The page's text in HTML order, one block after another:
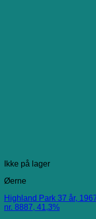
Ikke på lager
Øerne
Highland Park 37 år,
nr. 8887, 41,3%